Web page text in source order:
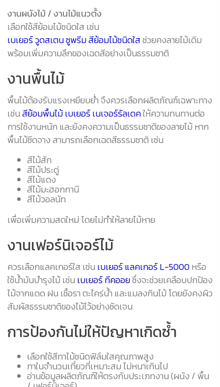
งานผนังไม้ / งานไม้แนวตั้ง
เลือกใช้สีย้อมไม้ชนิดใส เช่น
เบเยอร์ วูดสเตน ซูพรีม สีย้อมไม้ชนิดใสช่วยคงลายไม้เดิม
พร้อมเพิ่มความลึกของเฉดสีอย่างเป็นธรรมชาติ
งานพื้นไม้
พื้นไม้ต้องรับแรงเหยียบย่ำ จึงควรเลือกผลิตภัณฑ์เฉพาะทาง
เช่นสีย้อมพื้นไม้ เบเยอร์ เนเจอร์รัลเดคให้ความทนทานต่อ
การใช้งานหนัก และยังคงความเป็นธรรมชาติของลายไม้ หาก
พื้นไม้ซีดจาง สามารถเลือกเฉดสีธรรมชาติ เช่น
สีไม้สัก
สีไม้ประดู่
สีไม้แดง
สีไม้มะฮอกกานี
สีไม้วอลนัท
เพื่อเพิ่มความสดใหม่ โดยไม่ทำให้ลายไม้หาย
งานเฟอร์นิเจอร์ไม้
ควรเลือกแลคเกอร์ใส เช่น เบเยอร์ แลคเกอร์ L-5000หรือ
ใช้น้ำมันบำรุงไม้ เช่น เบเยอร์ ทีคออยซึ่งจะช่วยเคลือบปกป้อง
ไม้จากแดด ฝน เชื้อรา ตะไคร่น้ำ และแมลงกินไม้ โดยยังคงผิว
สัมผัสธรรมชาติของไม้ไว้อย่างชัดเจน
การป้องกันไม่ให้ปัญหาเกิดซ้ำ
เลือกใช้สีทาไม้ชนิดฟิล์มใสคุณภาพสูง
ทาในจำนวนเที่ยวที่เหมาะสม ไม่หนาเกินไป
อ่านข้อมูลผลิตภัณฑ์ให้ตรงกับประเภทงาน (ผนัง / พื้น